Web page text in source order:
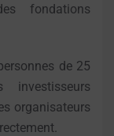
fondations
de 25
organisateurs